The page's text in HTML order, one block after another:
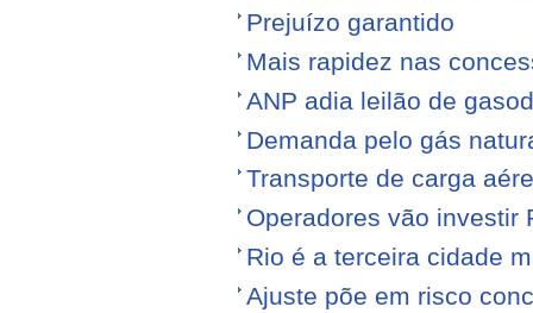
Prejuízo garantido
Mais rapidez nas
ANP adia leilão de
Demanda pelo gás
Transporte de carga
Operadores vão investir
Rio é a terceira cidade
Ajuste põe em risco